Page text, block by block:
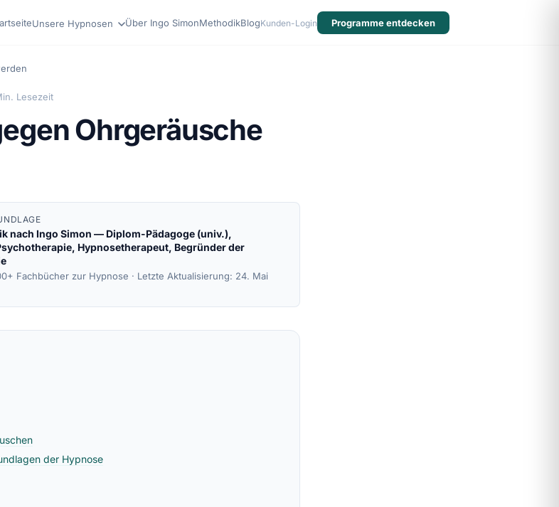
Unsere Hypnosen Über Ingo SimonMethodikBlogKunden-Login Programme entdecken
Lesezeit
Ohrgeräusche
nach Ingo Simon — Diplom-Pädagoge (univ.),
Hypnosetherapeut, Begründer der
Fachbücher zur Hypnose · Letzte Aktualisierung: 24. Mai
der Hypnose